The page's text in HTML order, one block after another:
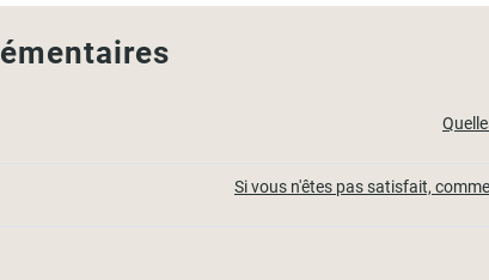
Si vous n'êtes pas satisfait,